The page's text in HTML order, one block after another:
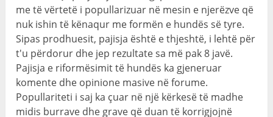
me të vërtetë i popullarizuar në mesin e njerëzve që
nuk ishin të kënaqur me formën e hundës së tyre.
Sipas prodhuesit, pajisja është e thjeshtë, i lehtë për
t'u përdorur dhe jep rezultate sa më pak 8 javë.
Pajisja e riformësimit të hundës ka gjeneruar
komente dhe opinione masive në forume.
Popullariteti i saj ka çuar në një kërkesë të madhe
midis burrave dhe grave që duan të korrigjojnë